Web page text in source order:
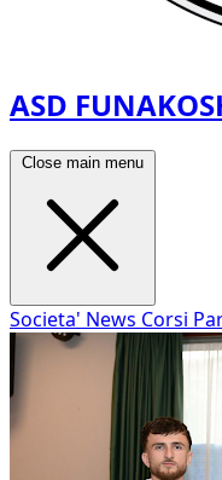
ASD
Close main menu
Societa' News Corsi